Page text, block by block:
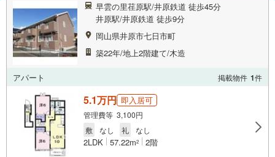
早雲の里荏原駅/井原鉄道 徒歩45分
井原駅/井原鉄道 徒歩9分
岡山県井原市七日市町
築22年/地上2階建て/木造
アパート 掲載物件 1件
5.1万円 即入居可
管理費等 3,100円
敷
なし 礼 なし
2LDK 57.22m2 2階